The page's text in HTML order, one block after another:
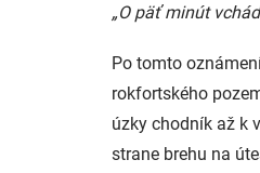
„O päť minút
Po tomto
rokfortského
úzky chodník až k
strane brehu na